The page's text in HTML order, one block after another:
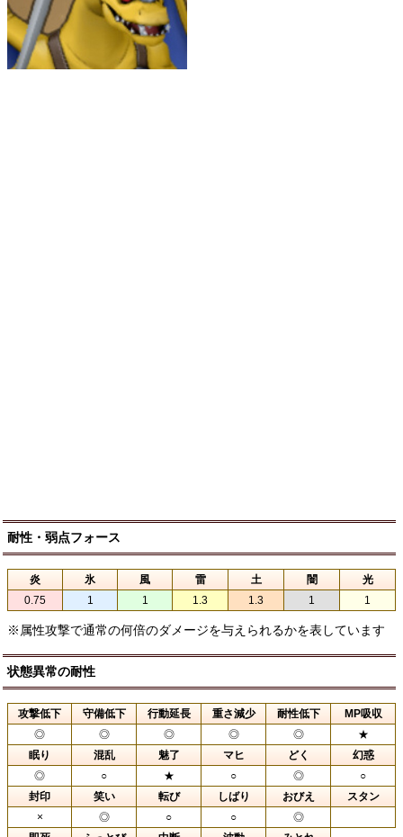
耐性・弱点フォース
炎 氷 風 雷 土 闇
光
0.75
1 1 1.3 1.3 1 1
※属性攻撃で通常の何倍のダメージを与えられるかを表しています
状態異常の耐性
攻撃低下 守備低下 行動延長 重さ減少 耐性低下
MP吸収
◎
◎ ◎ ◎ ◎
★
眠り
混乱 魅了 マヒ どく
幻惑
◎
○ ★ ○ ◎
○
封印
笑い 転び しばり おびえ
スタン
×
◎ ○ ○
◎